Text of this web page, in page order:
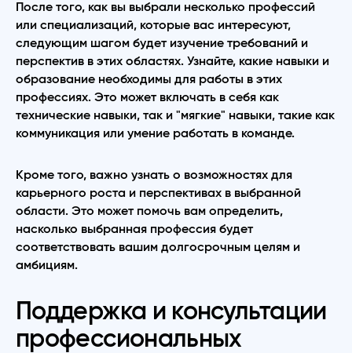
После того, как вы выбрали несколько профессий
или специализаций, которые вас интересуют,
следующим шагом будет изучение требований и
перспектив в этих областях. Узнайте, какие навыки и
образование необходимы для работы в этих
профессиях. Это может включать в себя как
технические навыки, так и "мягкие" навыки, такие как
коммуникация или умение работать в команде.
Кроме того, важно узнать о возможностях для
карьерного роста и перспективах в выбранной
области. Это может помочь вам определить,
насколько выбранная профессия будет
соответствовать вашим долгосрочным целям и
амбициям.
Поддержка и консультации
профессиональных